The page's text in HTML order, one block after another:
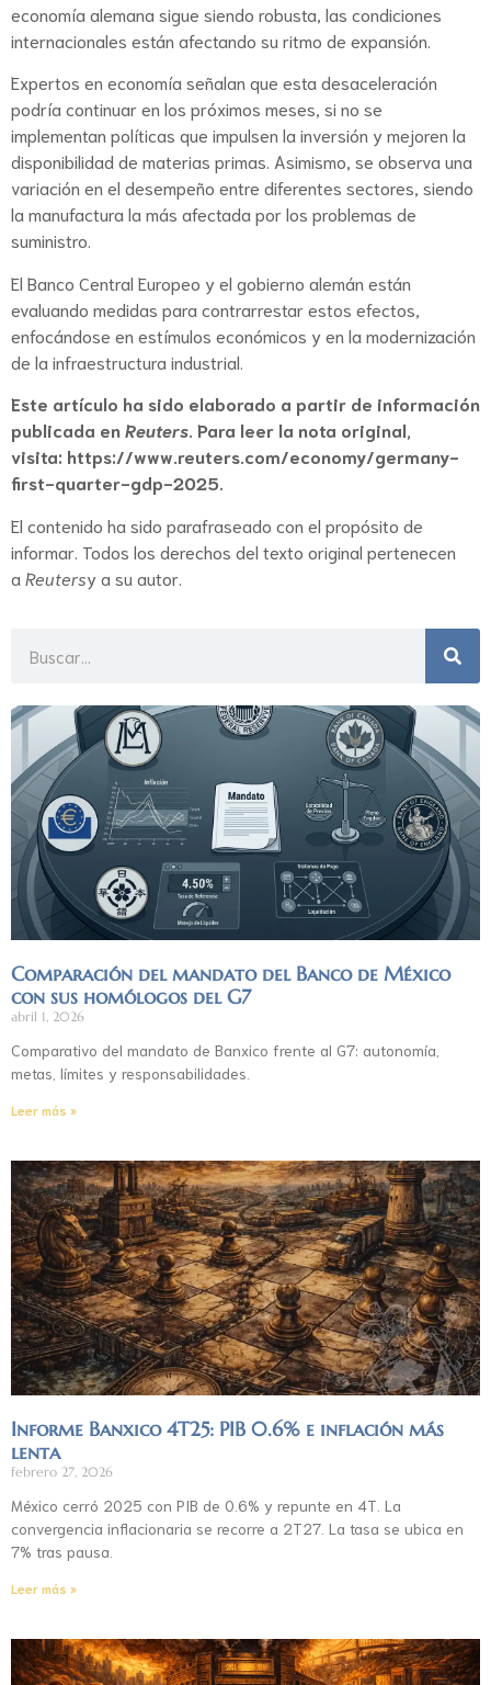
economía alemana sigue siendo robusta, las condiciones
internacionales están afectando su ritmo de expansión.
Expertos en economía señalan que esta desaceleración
podría continuar en los próximos meses, si no se
implementan políticas que impulsen la inversión y mejoren la
disponibilidad de materias primas. Asimismo, se observa una
variación en el desempeño entre diferentes sectores, siendo
la manufactura la más afectada por los problemas de
suministro.
El Banco Central Europeo y el gobierno alemán están
evaluando medidas para contrarrestar estos efectos,
enfocándose en estímulos económicos y en la modernización
de la infraestructura industrial.
Este artículo ha sido elaborado a partir de información
publicada en Reuters . Para leer la nota original,
visita: https://www.reuters.com/economy/germany-
first-quarter-gdp-2025
El contenido ha sido parafraseado con el propósito de
informar. Todos los derechos del texto original pertenecen
a Reutersy a su autor.
Comparación del mandato del Banco de México
con sus homólogos del G7
abril 1, 2026
Comparativo del mandato de Banxico frente al G7: autonomía,
metas, límites y responsabilidades.
Leer más »
Informe Banxico 4T25: PIB 0.6% e inflación más
lenta
febrero 27, 2026
México cerró 2025 con PIB de 0.6% y repunte en 4T. La
convergencia inflacionaria se recorre a 2T27. La tasa se ubica en
7% tras pausa.
Leer más »